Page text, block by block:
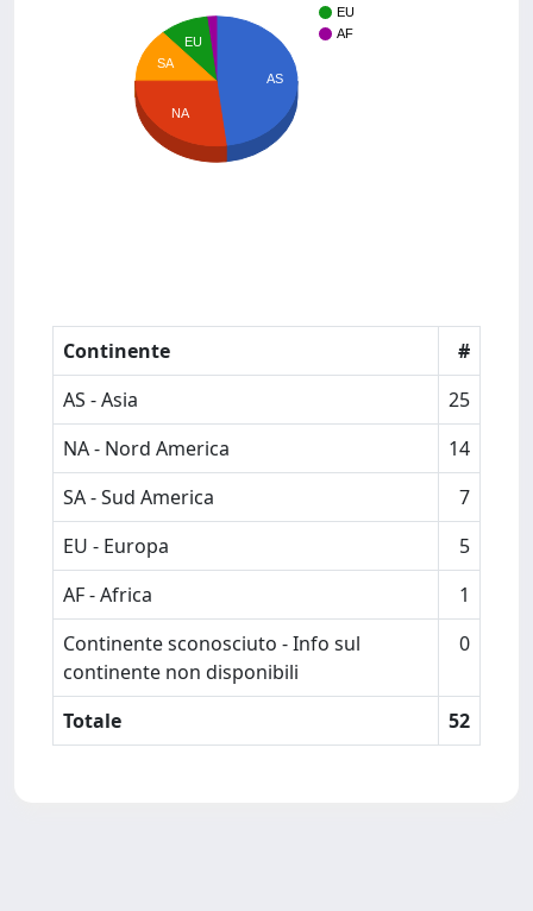
EU
AF
AS
EU
SA
NA
Continente
#
AS - Asia
25
NA - Nord America
14
SA - Sud America
7
EU - Europa
5
AF - Africa
1
Continente sconosciuto - Info sul
continente non disponibili
0
Totale 52